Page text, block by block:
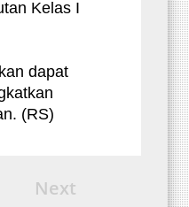
Kelas I
dapat
(RS)
Next